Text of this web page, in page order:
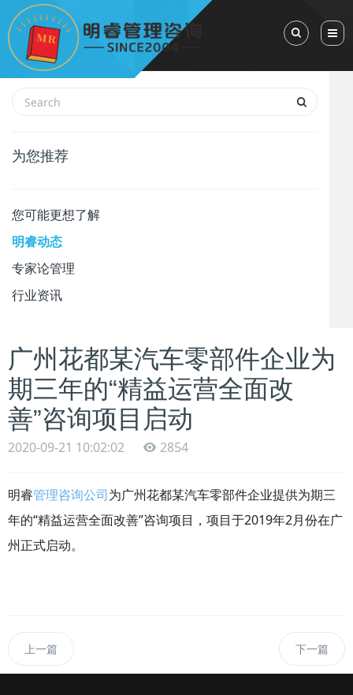
Toggle
为您推荐
您可能更想了解
明睿动态
专家论管理
行业资讯
广州花都某汽车零部件企业为
期三年的“精益运营全面改
善”咨询项目启动
2020-09-21 10:02:02 2854
明睿管理咨询公司为广州花都某汽车零部件企业提供为期三
年的“精益运营全面改善”咨询项目， 项目于2019年2月份在广
州正式启动。
上一篇 下一篇